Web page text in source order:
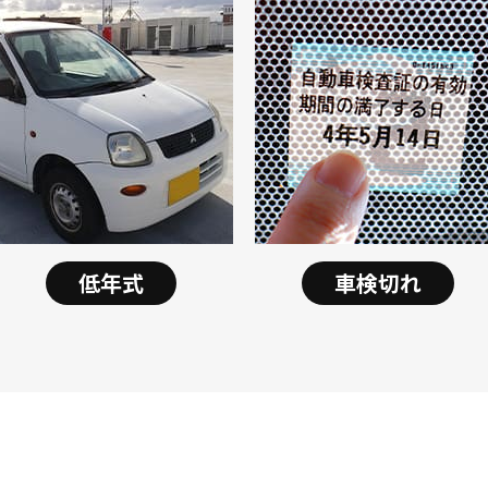
低年式 車検切れ